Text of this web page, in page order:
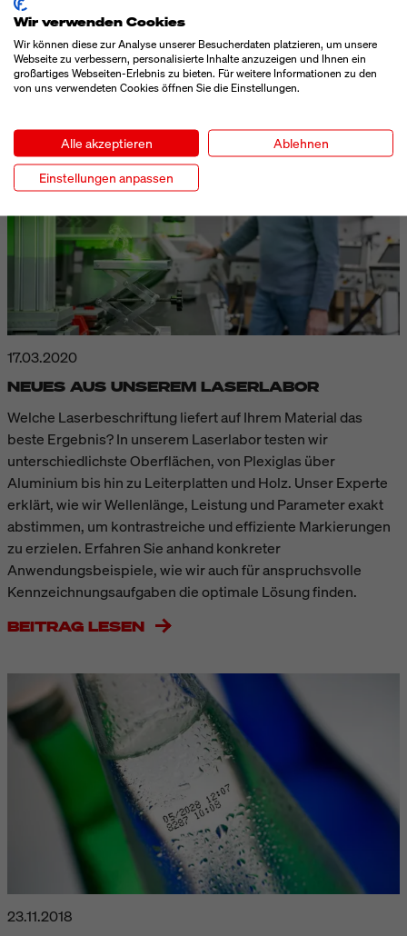
Suchzeiten eliminieren. Erfahren Sie, welche Rolle
Datamatrix-Codes dabei spielen!
BEITRAG LESEN
17.03.2020
NEUES AUS UNSEREM LASERLABOR
Welche Laserbeschriftung liefert auf Ihrem Material das
beste Ergebnis? In unserem Laserlabor testen wir
unterschiedlichste Oberflächen, von Plexiglas über
Aluminium bis hin zu Leiterplatten und Holz. Unser Experte
erklärt, wie wir Wellenlänge, Leistung und Parameter exakt
abstimmen, um kontrastreiche und effiziente Markierungen
zu erzielen. Erfahren Sie anhand konkreter
Anwendungsbeispiele, wie wir auch für anspruchsvolle
Kennzeichnungsaufgaben die optimale Lösung finden.
BEITRAG LESEN
23.11.2018
Wir verwenden Cookies
Wir können diese zur Analyse unserer Besucherdaten platzieren, um unsere
Webseite zu verbessern, personalisierte Inhalte anzuzeigen und Ihnen ein
großartiges Webseiten-Erlebnis zu bieten. Für weitere Informationen zu den
von uns verwendeten Cookies öffnen Sie die Einstellungen.
Alle akzeptieren Ablehnen
Einstellungen anpassen